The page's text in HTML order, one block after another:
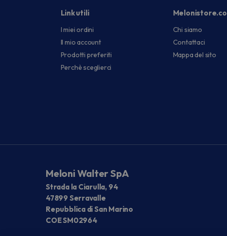
Link utili
I miei ordini
Il mio account
Prodotti preferiti
Perchè sceglierci
Chi siamo
Contattaci
Mappa del sito
Meloni Walter SpA
Strada la Ciarulla, 94
47899 Serravalle
Repubblica di San Marino
COE SM02964